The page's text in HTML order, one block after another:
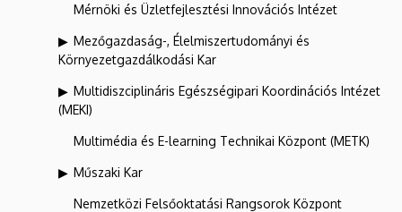
Mérnöki és Üzletfejlesztési Innovációs Intézet
Mezőgazdaság-, Élelmiszertudományi és
Környezetgazdálkodási Kar
Multidiszciplináris Egészségipari Koordinációs Intézet
(MEKI)
Multimédia és E-learning Technikai Központ (METK)
Műszaki Kar
Nemzetközi Felsőoktatási Rangsorok Központ